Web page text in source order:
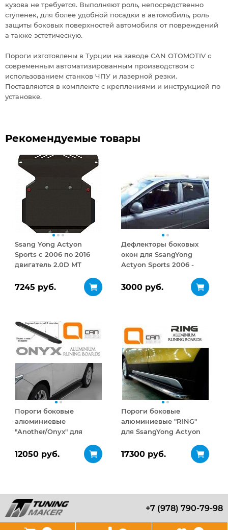
кузова не требуется. Выполняют роль, непосредственно
ступенек, для более удобной посадки в автомобиль, роль
защиты боковых поверхностей автомобиля от повреждений
а также эстетическую.
Пороги изготовлены в Турции на заводе CAN OTOMOTIV c
современным автоматизированным производством с
использованием станков ЧПУ и лазерной резки.
Поставляются в комплекте с креплениями и инструкцией по
установке.
Рекомендуемые товары
Ssang Yong Actyon
Sports с 2006 по 2016
двигатель 2.0D MT
2,5 мм
7245 руб.
Дефлекторы боковых
окон для SsangYong
Actyon Sports 2006 -
3000 руб.
Пороги боковые
алюминиевые
"Another/Onyx" для
2007-2012
12050 руб.
Пороги боковые
алюминиевые "RING"
для SsangYong Actyon
17300 руб.
+7 (978) 790-79-98